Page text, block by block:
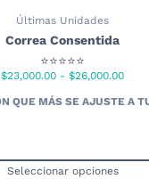
Últimas Unidades
Correa Consentida
⭐⭐⭐⭐⭐
$23,000.00 - $26,000.00Rango
Seleccionar opciones